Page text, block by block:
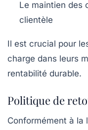
Le maintien des
clientèle
Il est crucial pour
charge dans leurs
rentabilité durable.
Politique de
Conformément à la